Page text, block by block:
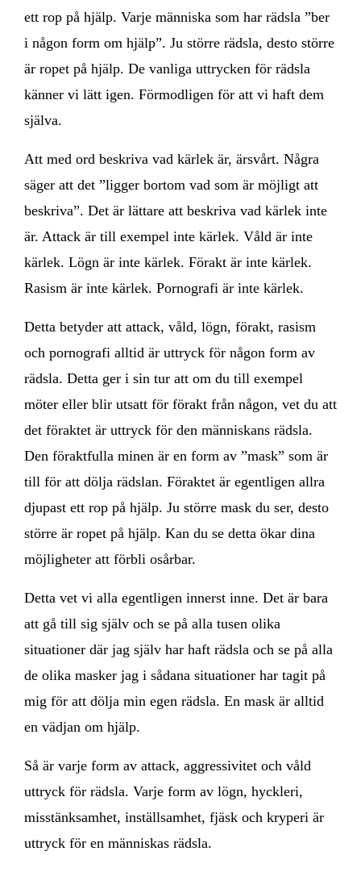
ett rop på hjälp. Varje människa som har rädsla ”ber
i någon form om hjälp”. Ju större rädsla, desto större
är ropet på hjälp. De vanliga uttrycken för rädsla
känner vi lätt igen. Förmodligen för att vi haft dem
själva.
Att med ord beskriva vad kärlek är, ärsvårt. Några
säger att det ”ligger bortom vad som är möjligt att
beskriva”. Det är lättare att beskriva vad kärlek inte
är. Attack är till exempel inte kärlek. Våld är inte
kärlek. Lögn är inte kärlek. Förakt är inte kärlek.
Rasism är inte kärlek. Pornografi är inte kärlek.
Detta betyder att attack, våld, lögn, förakt, rasism
och pornografi alltid är uttryck för någon form av
rädsla. Detta ger i sin tur att om du till exempel
möter eller blir utsatt för förakt från någon, vet du att
det föraktet är uttryck för den människans rädsla.
Den föraktfulla minen är en form av ”mask” som är
till för att dölja rädslan. Föraktet är egentligen allra
djupast ett rop på hjälp. Ju större mask du ser, desto
större är ropet på hjälp. Kan du se detta ökar dina
möjligheter att förbli osårbar.
Detta vet vi alla egentligen innerst inne. Det är bara
att gå till sig själv och se på alla tusen olika
situationer där jag själv har haft rädsla och se på alla
de olika masker jag i sådana situationer har tagit på
mig för att dölja min egen rädsla. En mask är alltid
en vädjan om hjälp.
Så är varje form av attack, aggressivitet och våld
uttryck för rädsla. Varje form av lögn, hyckleri,
misstänksamhet, inställsamhet, fjäsk och kryperi är
uttryck för en människas rädsla.